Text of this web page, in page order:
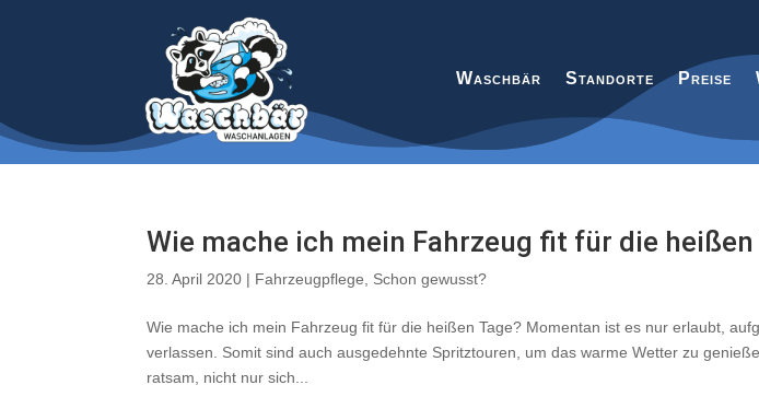
Waschbär Standorte Preise
Wie mache ich mein Fahrzeug fit für die heißen
28. April 2020 | Fahrzeugpflege Schon gewusst?
Wie mache ich mein Fahrzeug fit für die heißen Tage? Momentan ist es nur erlaubt,
verlassen. Somit sind auch ausgedehnte Spritztouren, um das warme Wetter zu
ratsam, nicht nur sich...